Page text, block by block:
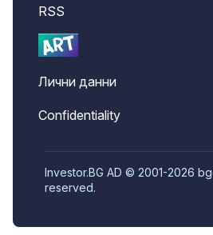
RSS
Лични данни
Confidentiality
Investor.BG AD © 2001-2026
reserved.